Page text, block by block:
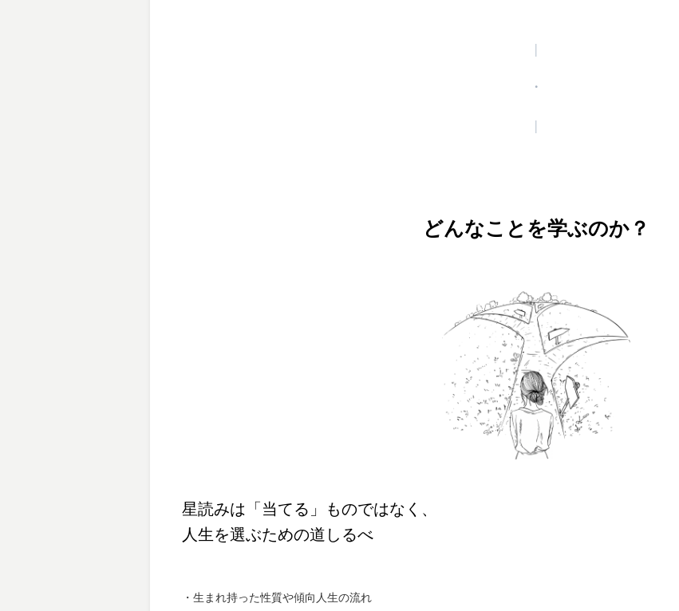
|
・
|
どんなことを学ぶのか？
星読みは「当てる」ものではなく、
人生を選ぶための道しるべ
・生まれ持った性質や傾向人生の流れ